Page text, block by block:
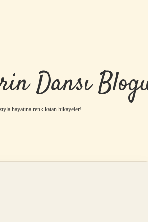
Dansı
hayatına renk katan hikayeler!